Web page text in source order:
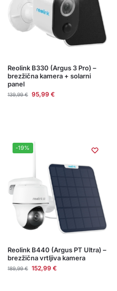
Reolink B330 (Argus 3 Pro) –
brezžična kamera + solarni
panel
139,99€ 95,99 €
-19%
Reolink B440 (Argus PT Ultra) –
brezžična vrtljiva kamera
189,99€ 152,99 €